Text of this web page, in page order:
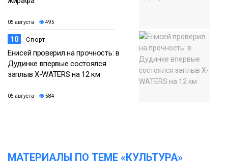
05 августа 495
10 Спорт
Енисей проверил на прочность: в
Дудинке впервые состоялся
заплыв X-WATERS на 12 км
05 августа 584
МАТЕРИАЛЫ ПО ТЕМЕ «КУЛЬТУРА»